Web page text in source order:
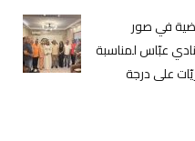
في صور
عبّاس لمناسبة
على درجة